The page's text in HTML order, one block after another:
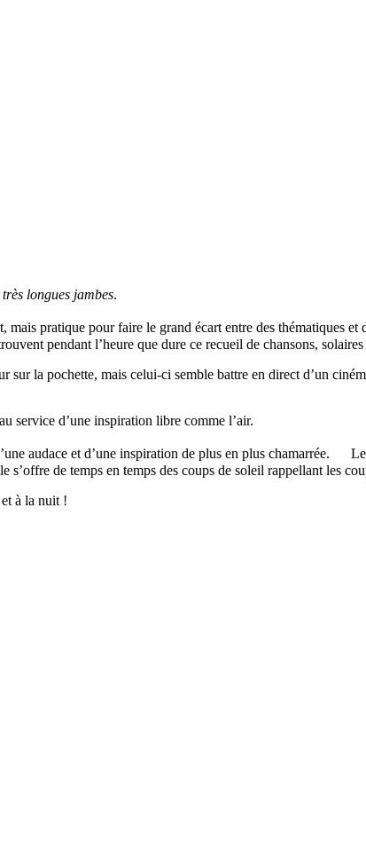
longues jambes.
mais pratique pour faire le grand écart entre des
pendant l’heure que dure ce recueil de chansons, solaires
sur la pochette, mais celui-ci semble battre en direct d’un
service d’une inspiration libre comme l’air.
audace et d’une inspiration de plus en plus chamarrée.
de temps en temps des coups de soleil rappellant les
à la nuit !